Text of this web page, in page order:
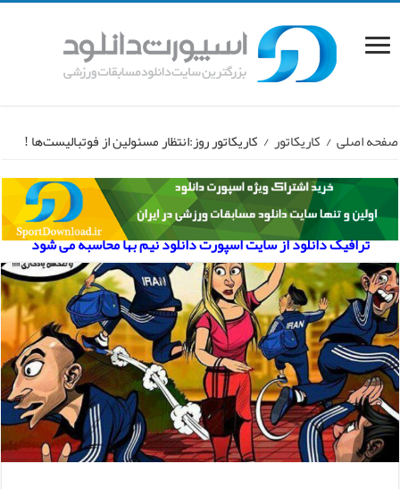
صفحه اصلی / کاریکاتور / کاریکاتور روز:انتظار مسئولین از فوتبالیست‌ها !
ترافیک دانلود از سایت اسپورت دانلود نیم بها محاسبه می شود